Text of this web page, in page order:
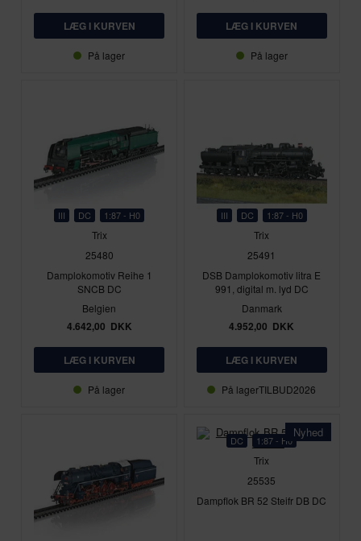
På lager På lager
III DC 1:87 - H0
Trix
25480
Damplokomotiv Reihe 1
SNCB DC
Belgien
4.642,00 DKK
På lager
III DC 1:87 - H0
Trix
25491
DSB Damplokomotiv litra E
991, digital m. lyd DC
Danmark
4.952,00 DKK
På lagerTILBUD2026
Nyhed
DC 1:87 - H0
Trix
25535
Dampflok BR 52 Steifr DB DC